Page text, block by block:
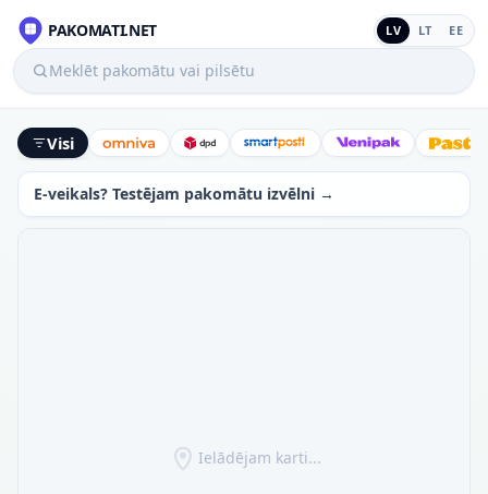
PAKOMATI.NET LV LT EE
Meklēt pakomātu vai pilsētu
Visi Omniva DPD SmartPostiVenipak
E-veikals? Testējam pakomātu izvēlni →
Ielādējam karti...